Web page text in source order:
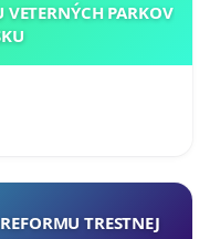
VETERNÝCH PARKOV
TRESTNEJ